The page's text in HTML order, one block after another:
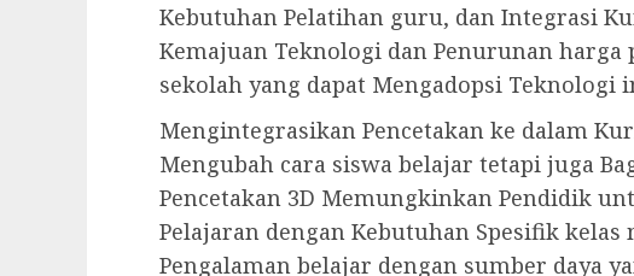
Kebutuhan Pelatihan guru, dan Integrasi
Kemajuan Teknologi dan Penurunan
sekolah yang dapat Mengadopsi Teknologi
Mengintegrasikan Pencetakan ke dalam
Mengubah cara siswa belajar tetapi juga
Pencetakan 3D Memungkinkan Pendidik
Pelajaran dengan Kebutuhan Spesifik kelas
Pengalaman belajar dengan sumber daya